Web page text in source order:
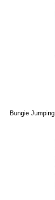
Bungie